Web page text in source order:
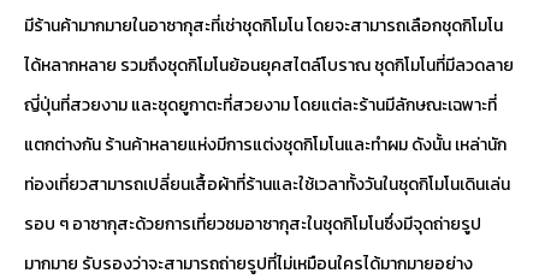
มีร้านค้ามากมายในอาซากุสะที่เช่าชุดกิโมโน โดยจะสามารถเลือกชุดกิโมโน
ได้หลากหลาย รวมถึงชุดกิโมโนย้อนยุคสไตล์โบราณ ชุดกิโมโนที่มีลวดลาย
ญี่ปุ่นที่สวยงาม และชุดยูกาตะที่สวยงาม โดยแต่ละร้านมีลักษณะเฉพาะที่
แตกต่างกัน ร้านค้าหลายแห่งมีการแต่งชุดกิโมโนและทำผม ดังนั้น เหล่านัก
ท่องเที่ยวสามารถเปลี่ยนเสื้อผ้าที่ร้านและใช้เวลาทั้งวันในชุดกิโมโนเดินเล่น
รอบ ๆ อาซากุสะด้วยการเที่ยวชมอาซากุสะในชุดกิโมโนซึ่งมีจุดถ่ายรูป
มากมาย รับรองว่าจะสามารถถ่ายรูปที่ไม่เหมือนใครได้มากมายอย่าง